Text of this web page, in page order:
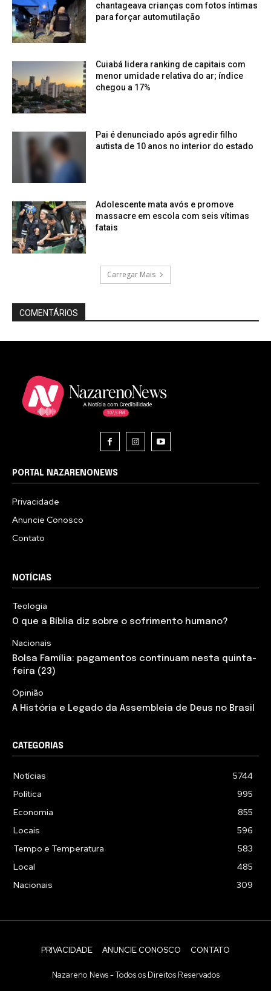
chantageava crianças com fotos íntimas
para forçar automutilação
Cuiabá lidera ranking de capitais com
menor umidade relativa do ar; índice
chegou a 17%
Pai é denunciado após agredir filho
autista de 10 anos no interior do estado
Adolescente mata avós e promove
massacre em escola com seis vítimas
fatais
Carregar Mais
COMENTÁRIOS
PORTAL NAZARENONEWS
Privacidade
Anuncie Conosco
Contato
NOTÍCIAS
Teologia
O que a Bíblia diz sobre o sofrimento humano?
Nacionais
Bolsa Família: pagamentos continuam nesta quinta-
feira (23)
Opinião
A História e Legado da Assembleia de Deus no Brasil
CATEGORIAS
Notícias
5744
Política
995
Economia
855
Locais
596
Tempo e Temperatura
583
Local
485
Nacionais
309
PRIVACIDADE ANUNCIE CONOSCO CONTATO
Nazareno News - Todos os Direitos Reservados